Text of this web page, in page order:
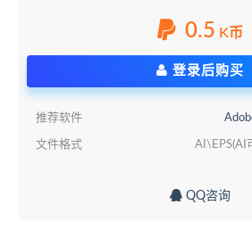
0.5 K币
登录后购买
推荐软件
文件格式 AI\EPS(AI
QQ咨询